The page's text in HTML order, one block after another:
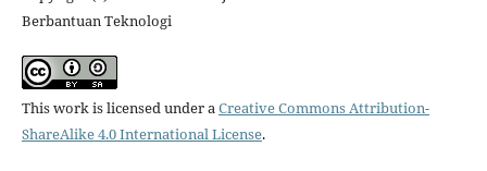
Berbantuan Teknologi
This work is licensed under aCreative Commons Attribution-
ShareAlike 4.0 International License.